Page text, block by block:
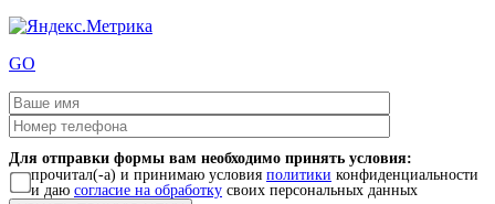
GO
Для отправки формы вам необходимо принять условия:
прочитал(-а) и принимаю условия политики конфиденциальности
и даю согласие на обработку своих персональных данных